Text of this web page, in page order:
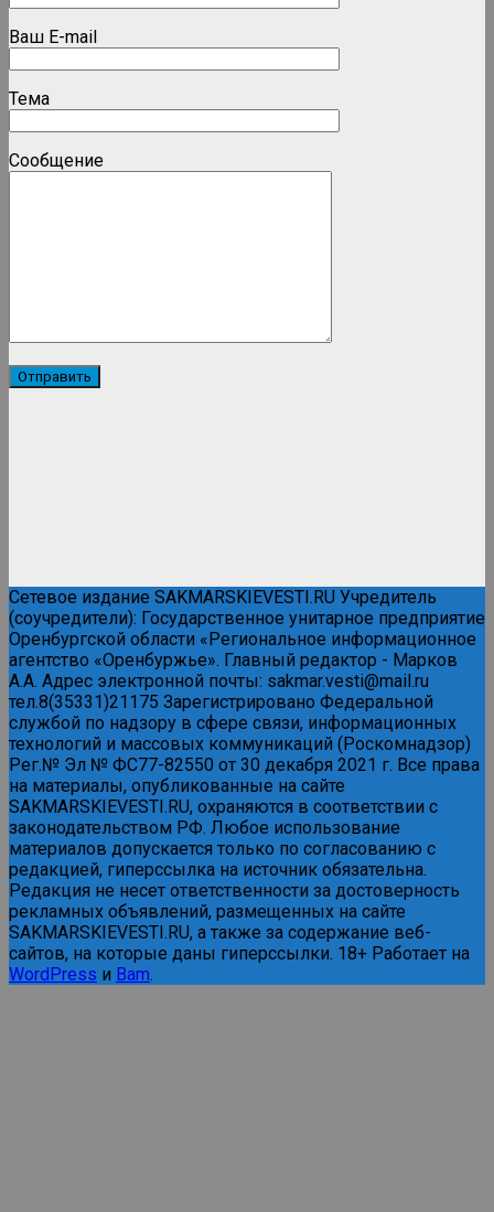
Ваш E-mail
Тема
Сообщение
Сетевое издание SAKMARSKIEVESTI.RU Учредитель
(соучредители): Государственное унитарное предприятие
Оренбургской области «Региональное информационное
агентство «Оренбуржье». Главный редактор - Марков
А.А. Адрес электронной почты: sakmar.vesti@mail.ru
тел.8(35331)21175 Зарегистрировано Федеральной
службой по надзору в сфере связи, информационных
технологий и массовых коммуникаций (Роскомнадзор)
Рег.№ Эл № ФС77-82550 от 30 декабря 2021 г. Все права
на материалы, опубликованные на сайте
SAKMARSKIEVESTI.RU, охраняются в соответствии с
законодательством РФ. Любое использование
материалов допускается только по согласованию с
редакцией, гиперссылка на источник обязательна.
Редакция не несет ответственности за достоверность
рекламных объявлений, размещенных на сайте
SAKMARSKIEVESTI.RU, а также за содержание веб-
сайтов, на которые даны гиперссылки. 18+ Работает на
WordPress и Bam.